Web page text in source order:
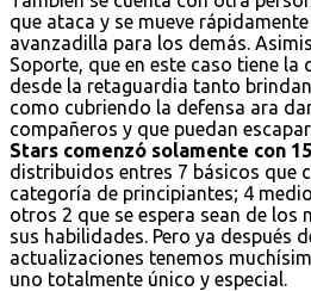
que ataca y se mueve
avanzadilla para los demás.
Soporte, que en este caso tiene la
desde la retaguardia tanto
como cubriendo la defensa ara
compañeros y que puedan
Stars comenzó solamente con
distribuidos entres 7 básicos que
categoría de principiantes; 4
otros 2 que se espera sean de los
sus habilidades. Pero ya después
actualizaciones tenemos
uno totalmente único y especial.